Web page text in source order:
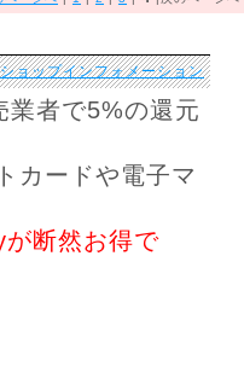
ショップインフォメーション
業者で5%の還元
カードや電子マ
断然お得で